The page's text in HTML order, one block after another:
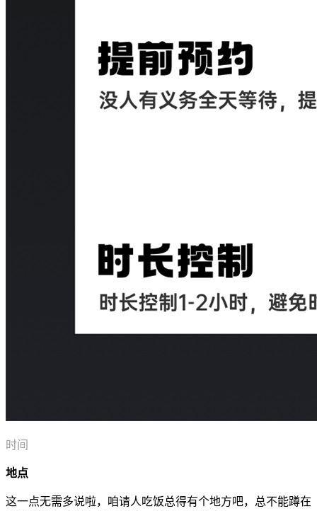
时间
地点
这一点无需多说啦，咱请人吃饭总得有个地方吧，总不能蹲在